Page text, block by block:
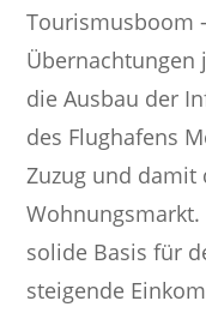
Tourismusboom
Übernachtungen
die Ausbau der
des Flughafens
Zuzug und damit
solide Basis für
steigende